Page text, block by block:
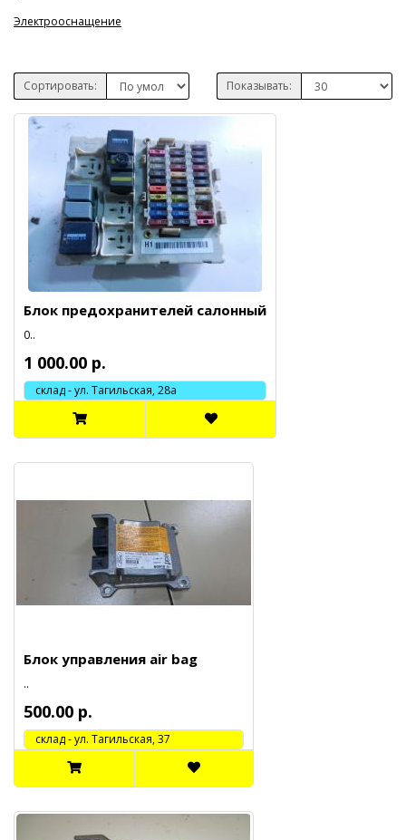
Электрооснащение
Сортировать: Показывать:
Блок предохранителей салонный
0..
1 000.00 р.
склад - ул. Тагильская, 28а
Блок управления air bag
..
500.00 р.
cклад - ул. Тагильская, 37